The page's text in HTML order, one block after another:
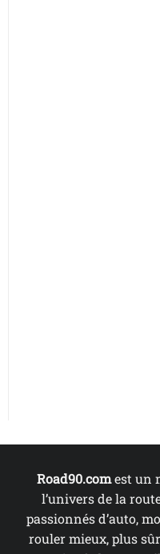
Road90.comest un
l’univers de la
passionnés d’auto,
rouler mieux, plus